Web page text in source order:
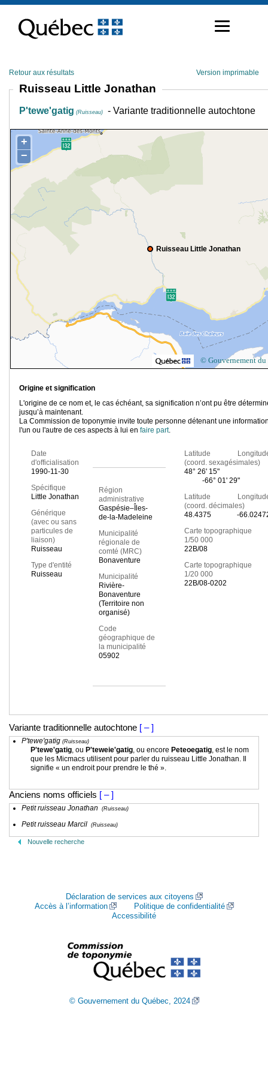
contenu
Retour aux résultats Version imprimable
Ruisseau Little Jonathan
P'tewe'gatig (Ruisseau) - Variante traditionnelle autochtone
Ruisseau Little Jonathan
+
−
© Gouvernement du
Origine et signification
L'origine de ce nom et, le cas échéant, sa signification n’ont pu être
jusqu’à maintenant.
La Commission de toponymie invite toute personne détenant une
l'un ou l'autre de ces aspects à lui en faire part.
Date
d'officialisation
1990-11-30
Spécifique
Little Jonathan
Générique
(avec ou sans
particules de
liaison)
Ruisseau
Type d'entité
Ruisseau
Région
administrative
Gaspésie–Îles-
de-la-Madeleine
Municipalité
régionale de
comté (MRC)
Bonaventure
Municipalité
Rivière-
Bonaventure
(Territoire non
organisé)
Code
géographique de
la municipalité
05902
Latitude
(coord. sexagésimales)
48° 26' 15"
-66° 01' 29"
Latitude
(coord. décimales)
48.4375
-
Carte topographique
1/50 000
22B/08
Carte topographique
1/20 000
22B/08-0202
Variante traditionnelle autochtone [ – ]
P'tewe'gatig (Ruisseau)
P'tewe'gatig, ou P'teweie'gatig, ou encore Peteoegatig, est le nom
que les Micmacs utilisent pour parler du ruisseau Little Jonathan. Il
signifie « un endroit pour prendre le thé ».
Anciens noms officiels [ – ]
Petit ruisseau Jonathan (Ruisseau)
Petit ruisseau Marcil (Ruisseau)
Nouvelle recherche
Déclaration de services aux citoyens
Accès à l’information
Politique de confidentialité
Accessibilité
© Gouvernement du Québec, 2024